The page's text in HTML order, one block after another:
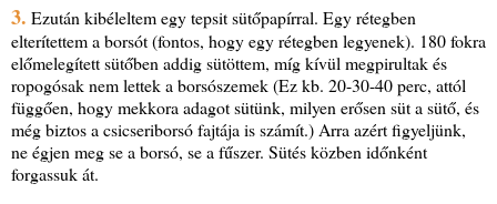
3. Ezután kibéleltem egy tepsit sütőpapírral. Egy rétegben
elterítettem a borsót (fontos, hogy egy rétegben legyenek). 180 fokra
előmelegített sütőben addig sütöttem, míg kívül megpirultak és
ropogósak nem lettek a borsószemek (Ez kb. 20-30-40 perc, attól
függően, hogy mekkora adagot sütünk, milyen erősen süt a sütő, és
még biztos a csicseriborsó fajtája is számít.) Arra azért figyeljünk,
ne égjen meg se a borsó, se a fűszer. Sütés közben időnként
forgassuk át.